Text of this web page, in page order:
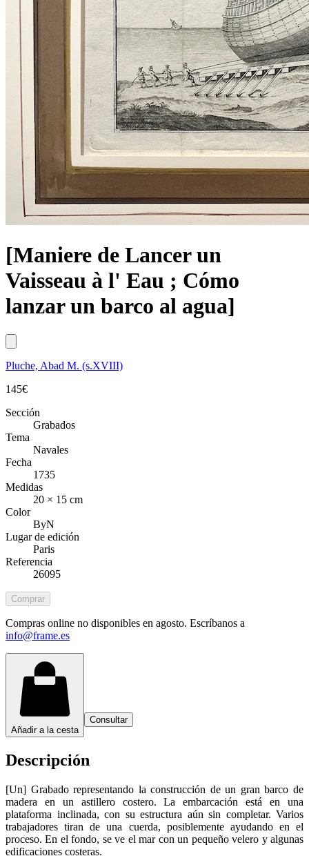
[Maniere de Lancer un
Vaisseau à l' Eau ; Cómo
lanzar un barco al agua]
Pluche, Abad M. (s.XVIII)
145€
Sección
Grabados
Tema
Navales
Fecha
1735
Medidas
20 × 15 cm
Color
ByN
Lugar de edición
Paris
Referencia
26095
Comprar
Compras online no disponibles en agosto. Escríbanos a
info@frame.es
Añadir a la cesta
Consultar
Descripción
[Un] Grabado representando la construcción de un gran barco de
madera en un astillero costero. La embarcación está en una
plataforma inclinada, con su estructura aún sin completar. Varios
trabajadores tiran de una cuerda, posiblemente ayudando en el
proceso. En el fondo, se ve el mar con un pequeño velero y algunas
edificaciones costeras.